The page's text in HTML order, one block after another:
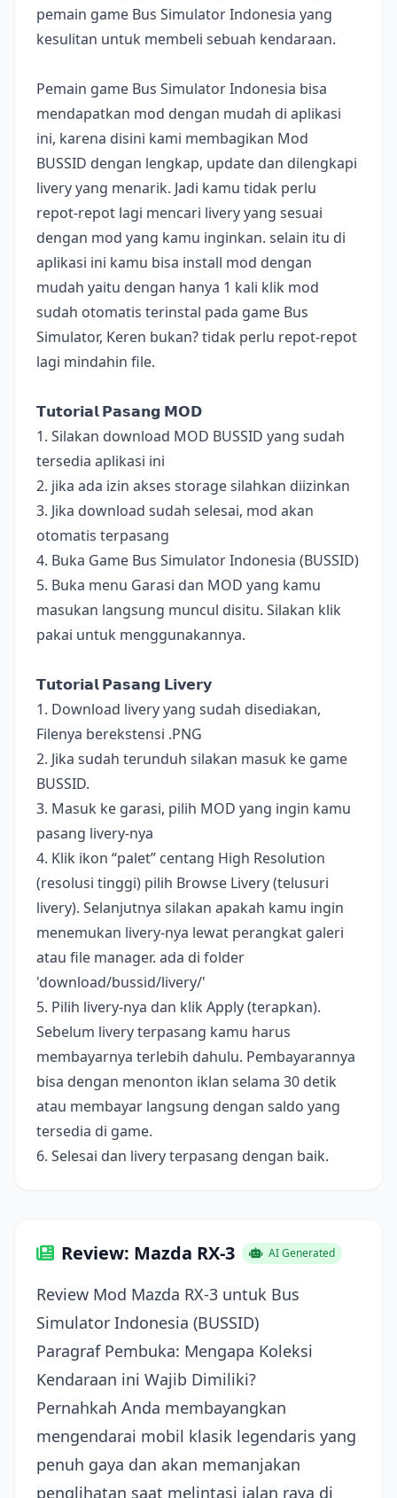
pemain game Bus Simulator Indonesia yang
kesulitan untuk membeli sebuah kendaraan.
Pemain game Bus Simulator Indonesia bisa
mendapatkan mod dengan mudah di aplikasi
ini, karena disini kami membagikan Mod
BUSSID dengan lengkap, update dan dilengkapi
livery yang menarik. Jadi kamu tidak perlu
repot-repot lagi mencari livery yang sesuai
dengan mod yang kamu inginkan. selain itu di
aplikasi ini kamu bisa install mod dengan
mudah yaitu dengan hanya 1 kali klik mod
sudah otomatis terinstal pada game Bus
Simulator, Keren bukan? tidak perlu repot-repot
lagi mindahin file.
𝗧𝘂𝘁𝗼𝗿𝗶𝗮𝗹 𝗣𝗮𝘀𝗮𝗻𝗴 𝗠𝗢𝗗
1. Silakan download MOD BUSSID yang sudah
tersedia aplikasi ini
2. jika ada izin akses storage silahkan diizinkan
3. Jika download sudah selesai, mod akan
otomatis terpasang
4. Buka Game Bus Simulator Indonesia (BUSSID)
5. Buka menu Garasi dan MOD yang kamu
masukan langsung muncul disitu. Silakan klik
pakai untuk menggunakannya.
𝗧𝘂𝘁𝗼𝗿𝗶𝗮𝗹 𝗣𝗮𝘀𝗮𝗻𝗴 𝗟𝗶𝘃𝗲𝗿𝘆
1. Download livery yang sudah disediakan,
Filenya berekstensi .PNG
2. Jika sudah terunduh silakan masuk ke game
BUSSID.
3. Masuk ke garasi, pilih MOD yang ingin kamu
pasang livery-nya
4. Klik ikon “palet” centang High Resolution
(resolusi tinggi) pilih Browse Livery (telusuri
livery). Selanjutnya silakan apakah kamu ingin
menemukan livery-nya lewat perangkat galeri
atau file manager. ada di folder
'download/bussid/livery/'
5. Pilih livery-nya dan klik Apply (terapkan).
Sebelum livery terpasang kamu harus
membayarnya terlebih dahulu. Pembayarannya
bisa dengan menonton iklan selama 30 detik
atau membayar langsung dengan saldo yang
tersedia di game.
6. Selesai dan livery terpasang dengan baik.
Review: Mazda RX-3 AI Generated
Review Mod Mazda RX-3 untuk Bus
Simulator Indonesia (BUSSID)
Paragraf Pembuka: Mengapa Koleksi
Kendaraan ini Wajib Dimiliki?
Pernahkah Anda membayangkan
mengendarai mobil klasik legendaris yang
penuh gaya dan akan memanjakan
penglihatan saat melintasi jalan raya di